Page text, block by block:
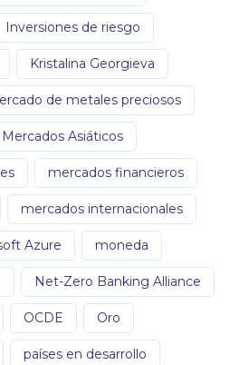
Inversiones de riesgo
Kristalina Georgieva
de metales preciosos
Mercados Asiáticos
mercados financieros
mercados internacionales
Azure moneda
Net-Zero Banking Alliance
OCDE Oro
países en desarrollo